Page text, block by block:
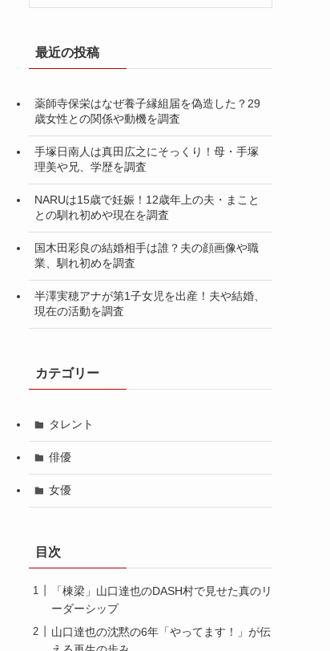
最近の投稿
薬師寺保栄はなぜ養子縁組届を偽造した？29
歳女性との関係や動機を調査
手塚日南人は真田広之にそっくり！母・手塚
理美や兄、学歴を調査
NARUは15歳で妊娠！12歳年上の夫・まこと
との馴れ初めや現在を調査
国木田彩良の結婚相手は誰？夫の顔画像や職
業、馴れ初めを調査
半澤実穂アナが第1子女児を出産！夫や結婚、
現在の活動を調査
カテゴリー
タレント
俳優
女優
目次
「棟梁」山口達也のDASH村で見せた真のリ
ーダーシップ
山口達也の沈黙の6年「やってます！」が伝